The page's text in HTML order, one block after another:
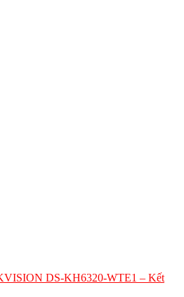
DS-KH6320-WTE1 – Kết